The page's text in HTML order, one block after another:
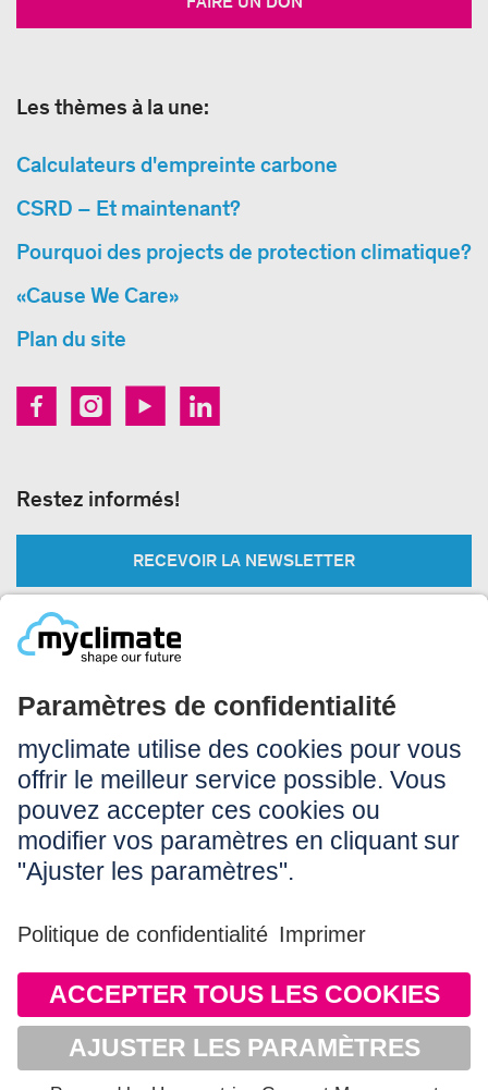
Les thèmes à la une:
Calculateurs d'empreinte carbone
CSRD – Et maintenant?
Pourquoi des projects de protection climatique?
«Cause We Care»
Plan du site
Restez informés!
RECEVOIR LA NEWSLETTER
Impressum
Conditions d’utilisation
CGV
Protection des données